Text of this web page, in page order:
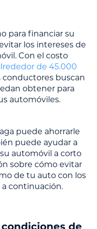
para financiar su
los intereses de
Con el costo
de 45.000
conductores buscan
obtener para
automóviles.
puede ahorrarle
puede ayudar a
automóvil a corto
sobre cómo evitar
de tu auto con los
continuación.